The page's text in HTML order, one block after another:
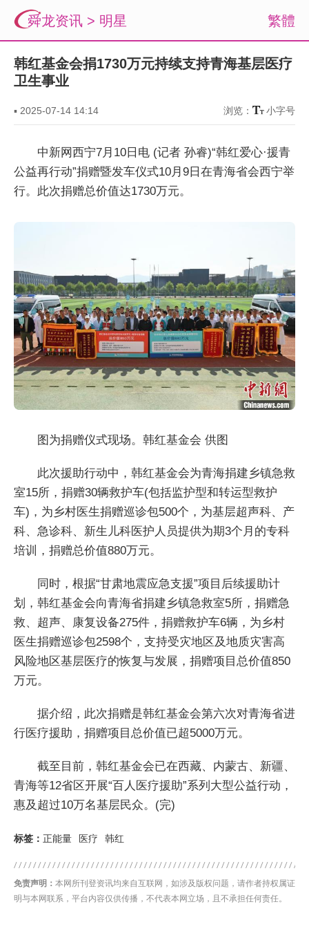
繁體
舜龙资讯 > 明星
韩红基金会捐1730万元持续支持青海基层医疗
卫生事业
▪ 2025-07-14 14:14 浏览： 小字号
中新网西宁7月10日电 (记者 孙睿)“韩红爱心·援青
公益再行动”捐赠暨发车仪式10月9日在青海省会西宁举
行。此次捐赠总价值达1730万元。
图为捐赠仪式现场。韩红基金会 供图
此次援助行动中，韩红基金会为青海捐建乡镇急救
室15所，捐赠30辆救护车(包括监护型和转运型救护
车)，为乡村医生捐赠巡诊包500个，为基层超声科、产
科、急诊科、新生儿科医护人员提供为期3个月的专科
培训，捐赠总价值880万元。
同时，根据“甘肃地震应急支援”项目后续援助计
划，韩红基金会向青海省捐建乡镇急救室5所，捐赠急
救、超声、康复设备275件，捐赠救护车6辆，为乡村
医生捐赠巡诊包2598个，支持受灾地区及地质灾害高
风险地区基层医疗的恢复与发展，捐赠项目总价值850
万元。
据介绍，此次捐赠是韩红基金会第六次对青海省进
行医疗援助，捐赠项目总价值已超5000万元。
截至目前，韩红基金会已在西藏、内蒙古、新疆、
青海等12省区开展“百人医疗援助”系列大型公益行动，
惠及超过10万名基层民众。(完)
标签： 正能量 医疗 韩红
免责声明： 本网所刊登资讯均来自互联网，如涉及版权问题，请作者持权属证
明与本网联系，平台内容仅供传播，不代表本网立场，且不承担任何责任。